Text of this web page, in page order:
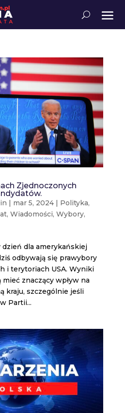
Zjednoczonych
| mar 5, 2024| Polityka,
, Wiadomości, Wybory,
dla amerykańskiej
odbywają się prawybory
i terytoriach USA. Wyniki
znaczący wpływ na
kraju, szczególnie jeśli
Partii...